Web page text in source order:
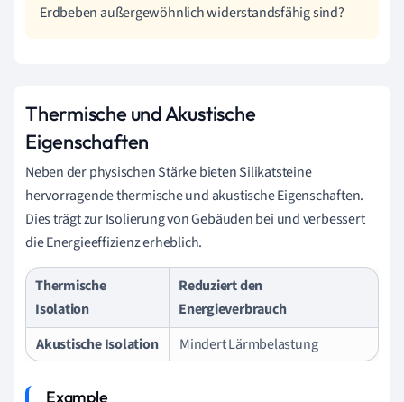
Erdbeben außergewöhnlich widerstandsfähig sind?
Thermische und Akustische
Eigenschaften
Neben der physischen Stärke bieten Silikatsteine
hervorragende thermische und akustische Eigenschaften.
Dies trägt zur Isolierung von Gebäuden bei und verbessert
die Energieeffizienz erheblich.
Thermische
Isolation
Reduziert den
Energieverbrauch
Akustische Isolation
Mindert Lärmbelastung